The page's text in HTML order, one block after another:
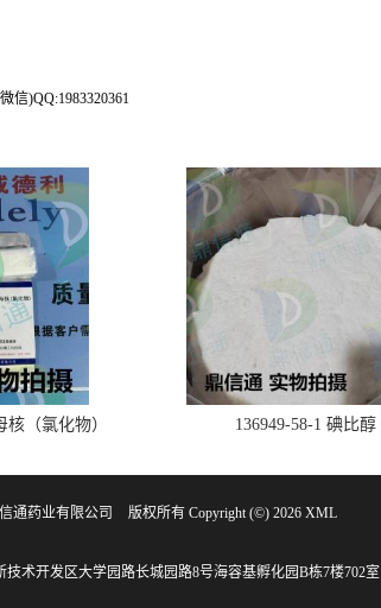
信)QQ:1983320361
核（氯化物） 136949-58-1 碘比醇
通药业有限公司 版权所有 Copyright (©) 2026 XML
术开发区大学园路长城园路8号海容基孵化园B栋7楼702室